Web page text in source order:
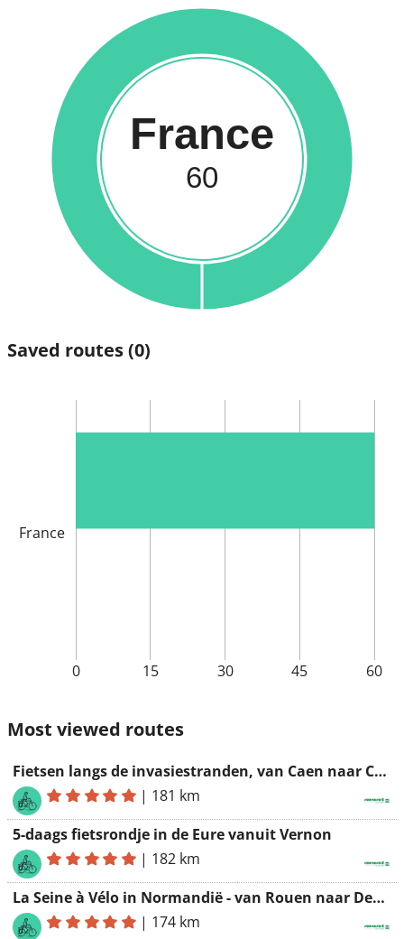
France
60
Saved routes(0)
0 15 30 45 60
France
Most viewed routes
Fietsen langs de invasiestranden, van Caen naar Carentan
| 181 km
5-daags fietsrondje in de Eure vanuit Vernon
| 182 km
La Seine à Vélo in Normandië - van Rouen naar Deauville
| 174 km